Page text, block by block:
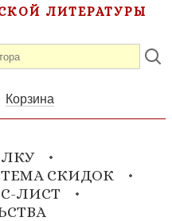
ЛИТЕРАТУРЫ
Корзина
СКИДОК
ЛИСТ